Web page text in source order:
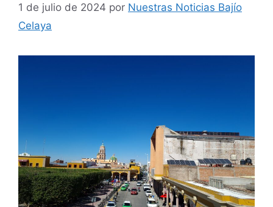
1 de julio de 2024 por Nuestras Noticias Bajío
Celaya